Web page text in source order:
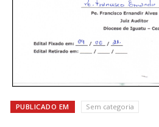
PUBLICADO EM Sem categoria